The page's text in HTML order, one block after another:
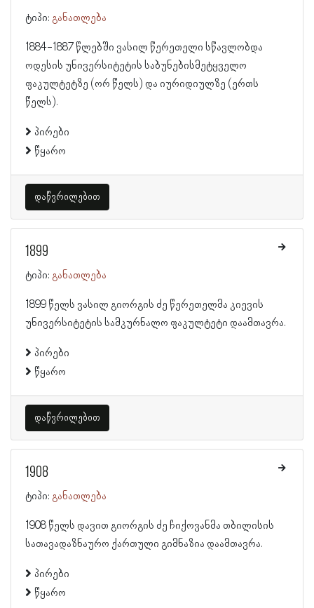
ტიპი: განათლება
1884-1887 წლებში ვასილ წერეთელი სწავლობდა
ოდესის უნივერსიტეტის საბუნებისმეტყველო
ფაკულტეტზე (ორ წელს) და იურიდიულზე (ერთს
წელს).
პირები
წყარო
დაწვრილებით
1899
ტიპი: განათლება
1899 წელს ვასილ გიორგის ძე წერეთელმა კიევის
უნივერსიტეტის სამკურნალო ფაკულტეტი დაამთავრა.
პირები
წყარო
დაწვრილებით
1908
ტიპი: განათლება
1908 წელს დავით გიორგის ძე ჩიქოვანმა თბილისის
სათავადაზნაურო ქართული გიმნაზია დაამთავრა.
პირები
წყარო